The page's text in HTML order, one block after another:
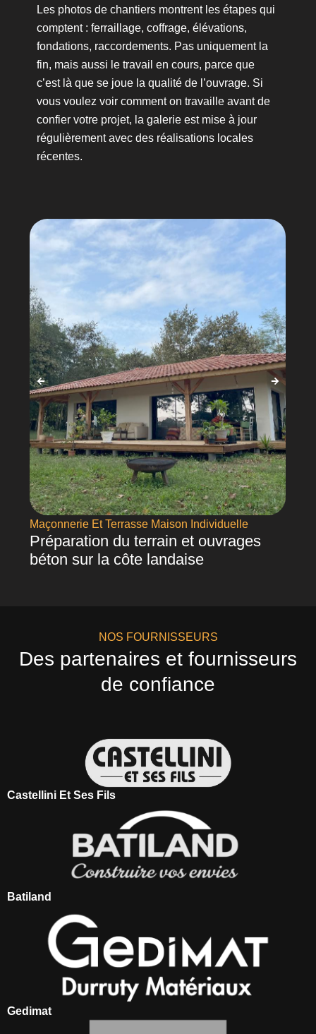
Les photos de chantiers montrent les étapes qui
comptent : ferraillage, coffrage, élévations,
fondations, raccordements. Pas uniquement la
fin, mais aussi le travail en cours, parce que
c’est là que se joue la qualité de l’ouvrage. Si
vous voulez voir comment on travaille avant de
confier votre projet, la galerie est mise à jour
régulièrement avec des réalisations locales
récentes.
Maçonnerie Et Terrasse Maison Individuelle
Préparation du terrain et ouvrages
béton sur la côte landaise
NOS FOURNISSEURS
Des partenaires et fournisseurs
de confiance
Castellini Et Ses Fils
Batiland
Gedimat